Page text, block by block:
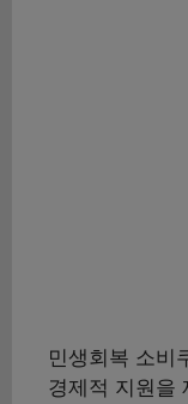
민생회복 소비
경제적 지원을